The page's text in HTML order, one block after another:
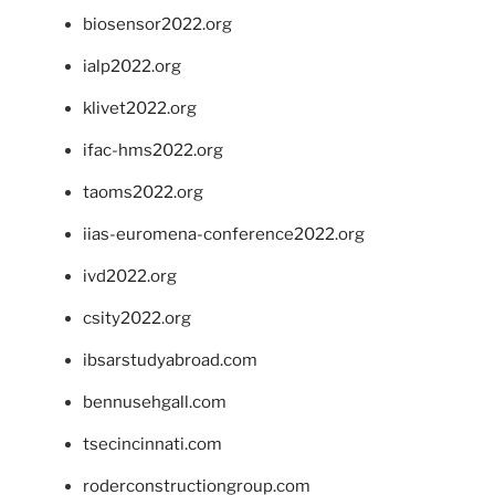
biosensor2022.org
ialp2022.org
klivet2022.org
ifac-hms2022.org
taoms2022.org
iias-euromena-conference2022.org
ivd2022.org
csity2022.org
ibsarstudyabroad.com
bennusehgall.com
tsecincinnati.com
roderconstructiongroup.com